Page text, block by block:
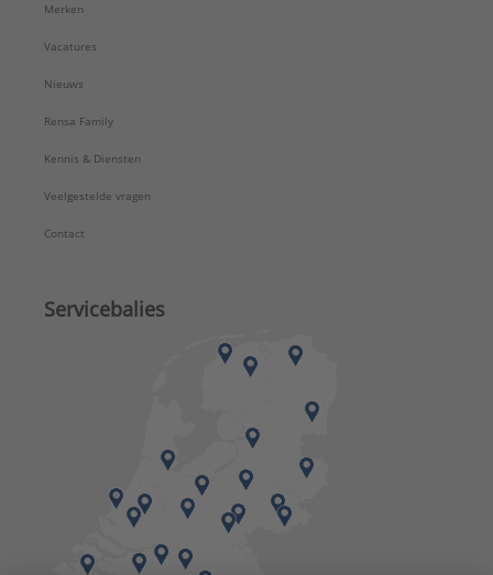
Merken
Vacatures
Nieuws
Rensa Family
Kennis & Diensten
Veelgestelde vragen
Contact
Servicebalies